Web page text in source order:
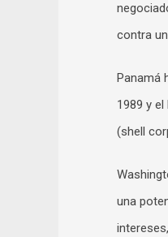
contra
Panamá
1989 y
(shell
una